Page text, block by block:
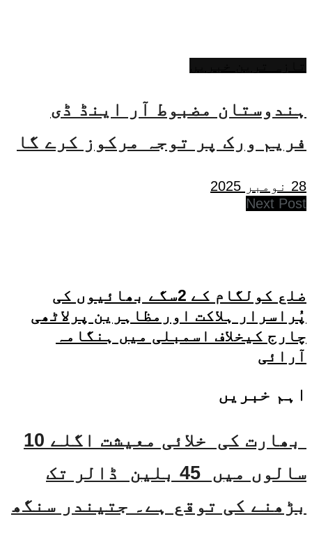
ہندوستان مضبوط آر اینڈ ڈی
فریم ورک پر توجہ مرکوز کرے گا
28 نومبر 2025
Next Post
ضلع کولگام کے 2سگے بھائیوں کی
پُراسرار ہلاکت اورمظاہرین پرلاٹھی
چارج کیخلاف اسمبلی میں ہنگامہ
آرائی
اہم خبریں
بھارت کی خلائی معیشت اگلے 10
سالوں میں 45 بلین ڈالر تک
بڑھنے کی توقع ہے۔ جتیندر سنگھ